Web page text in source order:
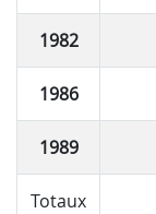
1982
1986
1989
Totaux